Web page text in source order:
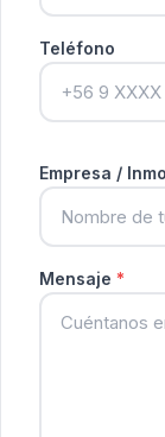
Teléfono
Empresa /
Mensaje *